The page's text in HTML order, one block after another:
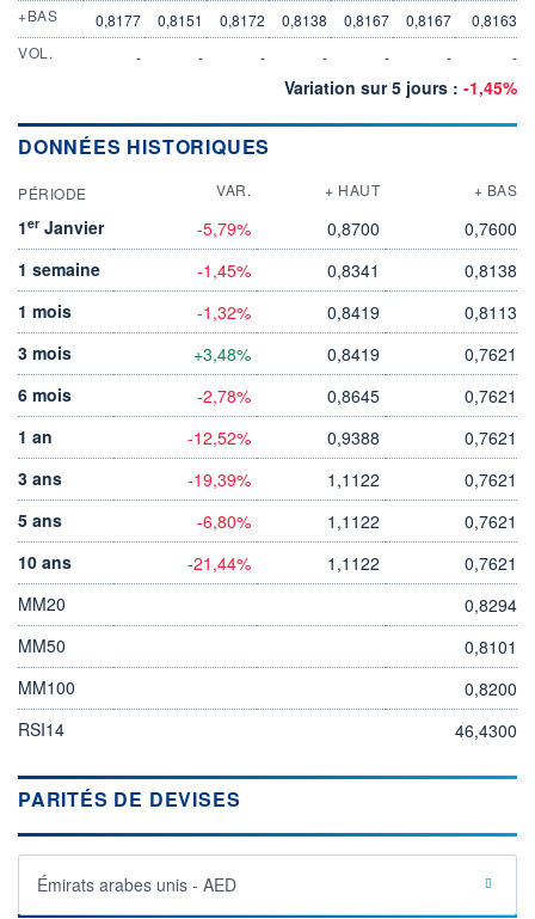
+BAS
0,8177 0,8151 0,8172 0,8138 0,8167 0,8167
0,8163
VOL.
- - - - - - -
Variation sur 5 jours : -1,45%
DONNÉES HISTORIQUES
PÉRIODE VAR. + HAUT + BAS
1er Janvier -5,79% 0,8700
0,7600
1 semaine
-1,45% 0,8341
0,8138
1 mois
-1,32% 0,8419
0,8113
3 mois
+3,48% 0,8419
0,7621
6 mois
-2,78% 0,8645
0,7621
1 an
-12,52% 0,9388
0,7621
3 ans
-19,39% 1,1122
0,7621
5 ans
-6,80% 1,1122
0,7621
10 ans
-21,44% 1,1122
0,7621
MM20
0,8294
MM50
0,8101
MM100
0,8200
RSI14
46,4300
PARITÉS DE DEVISES
Émirats arabes unis - AED